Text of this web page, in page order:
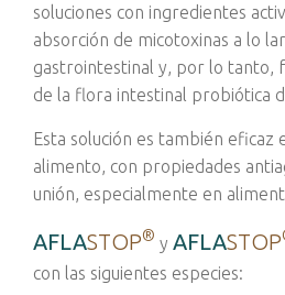
soluciones con ingredientes
absorción de micotoxinas a lo
gastrointestinal y, por lo tanto,
de la flora intestinal probiótica
Esta solución es también eficaz
alimento, con propiedades
unión, especialmente en
AFLASTOP® y AFLASTOP
con las siguientes especies: